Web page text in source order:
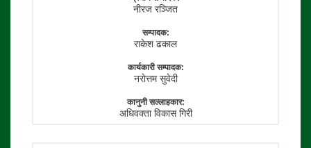
नीरज रञ्जित
सम्पादक:
राकेश ढकाल
कार्यकारी सम्पादक:
नराेत्तम सुवेदी
कानुनी सल्लाहकार:
अधिवक्ता विकास गिरी